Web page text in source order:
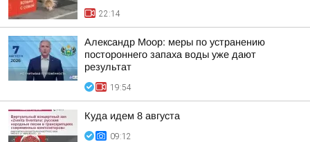
22:14
Александр Моор: меры по устранению
постороннего запаха воды уже дают
результат
19:54
Куда идем 8 августа
09:12